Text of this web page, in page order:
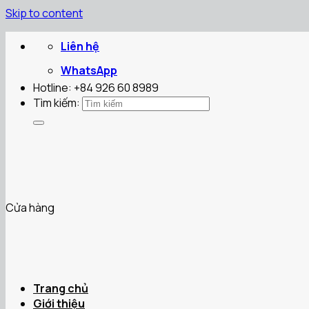
Skip to content
Liên hệ
WhatsApp
Hotline: +84 926 60 8989
Tìm kiếm:
Trang chủ
Giới thiệu
Cửa hàng